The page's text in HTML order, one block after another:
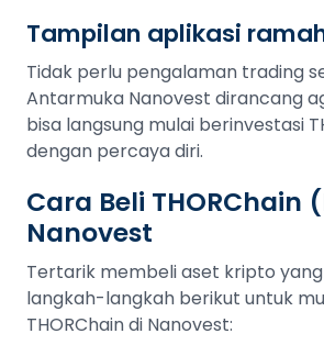
Tampilan aplikasi
Tidak perlu pengalaman trading
Antarmuka Nanovest dirancang
bisa langsung mulai berinvestasi
dengan percaya diri.
Cara Beli THORChain
Nanovest
Tertarik membeli aset kripto yang
langkah-langkah berikut untuk
THORChain di Nanovest: